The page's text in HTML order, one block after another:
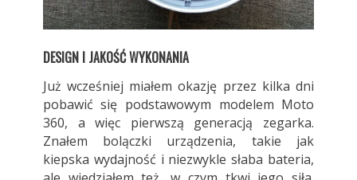
DESIGN I JAKOŚĆ WYKONANIA
Już wcześniej miałem okazję przez kilka dni
pobawić się podstawowym modelem Moto
360, a więc pierwszą generacją zegarka.
Znałem bolączki urządzenia, takie jak
kiepska wydajność i niezwykle słaba bateria,